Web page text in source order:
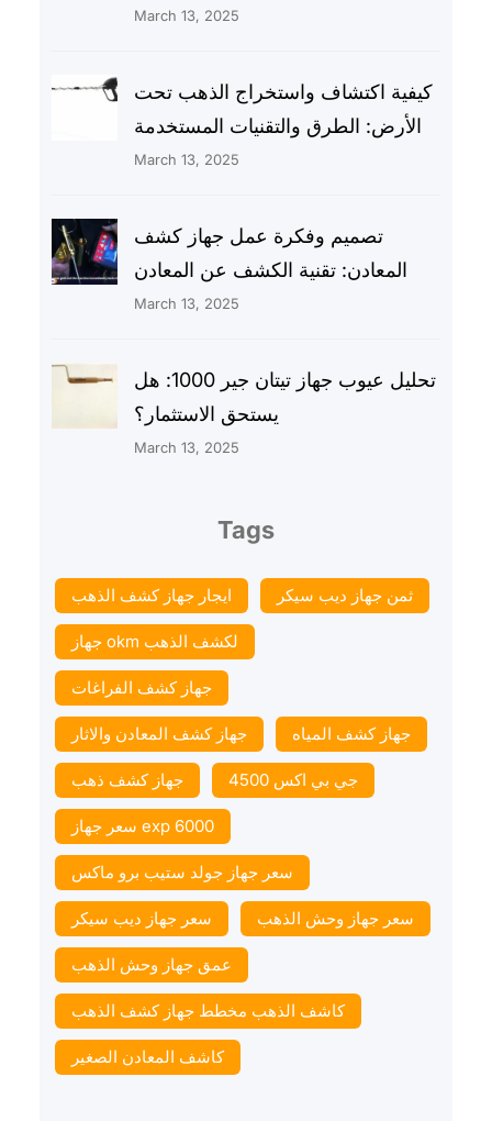
March 13, 2025
كيفية اكتشاف واستخراج الذهب تحت
الأرض: الطرق والتقنيات المستخدمة
March 13, 2025
تصميم وفكرة عمل جهاز كشف
المعادن: تقنية الكشف عن المعادن
March 13, 2025
تحليل عيوب جهاز تيتان جير 1000: هل
يستحق الاستثمار؟
March 13, 2025
Tags
ايجار جهاز كشف الذهب ثمن جهاز ديب سيكر
جهاز okm لكشف الذهب
جهاز كشف الفراغات
جهاز كشف المعادن والاثار جهاز كشف المياه
جهاز كشف ذهب جي بي اكس 4500
سعر جهاز exp 6000
سعر جهاز جولد ستيب برو ماكس
سعر جهاز ديب سيكر سعر جهاز وحش الذهب
عمق جهاز وحش الذهب
كاشف الذهب مخطط جهاز كشف الذهب
كاشف المعادن الصغير